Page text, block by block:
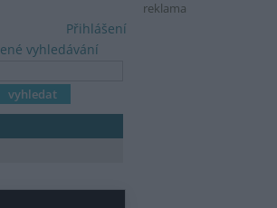
reklama
vyhledávání
Přihlášení